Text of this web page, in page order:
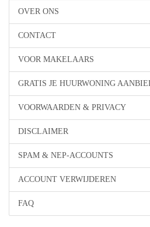
OVER ONS
CONTACT
VOOR MAKELAARS
GRATIS JE HUURWONING
VOORWAARDEN & PRIVACY
DISCLAIMER
SPAM & NEP-ACCOUNTS
ACCOUNT VERWIJDEREN
FAQ